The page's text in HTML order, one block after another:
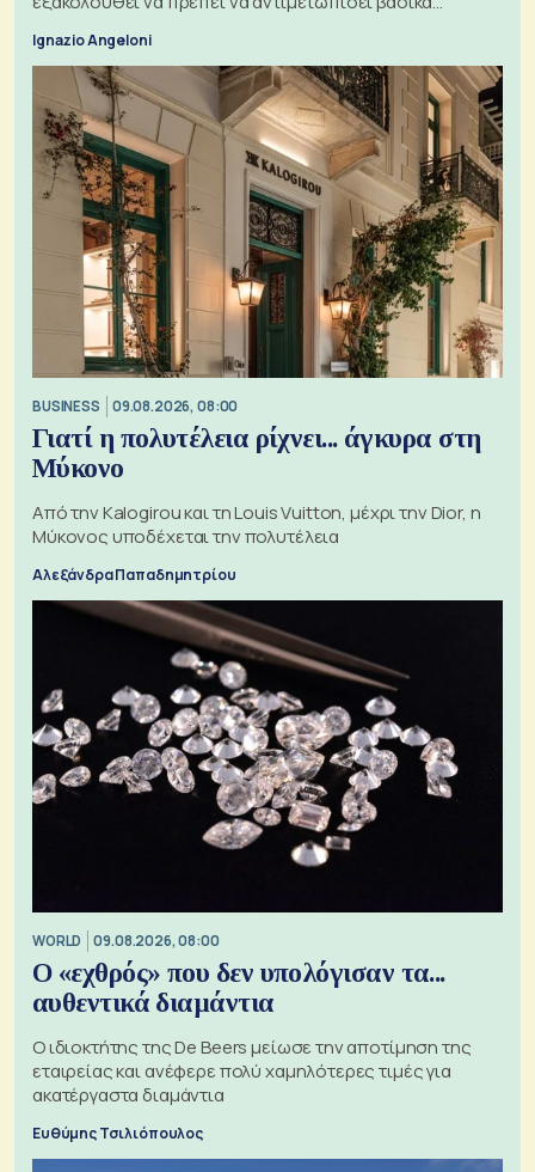
Ignazio Angeloni
BUSINESS 09.08.2026, 08:00
Γιατί η πολυτέλεια ρίχνει... άγκυρα στη
Μύκονο
Από την Kalogirou και τη Louis Vuitton, μέχρι την Dior, η
Μύκονος υποδέχεται την πολυτέλεια
Αλεξάνδρα Παπαδημητρίου
WORLD 09.08.2026, 08:00
Ο «εχθρός» που δεν υπολόγισαν τα...
αυθεντικά διαμάντια
Ο ιδιοκτήτης της De Beers μείωσε την αποτίμηση της
εταιρείας και ανέφερε πολύ χαμηλότερες τιμές για
ακατέργαστα διαμάντια
Ευθύμης Τσιλιόπουλος